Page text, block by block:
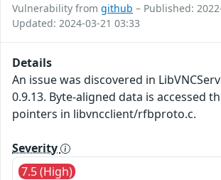
Vulnerability from github – Published:
Updated: 2024-03-21 03:33
Details
An issue was discovered in
0.9.13. Byte-aligned data is accessed
pointers in libvncclient/rfbproto.c.
Severity
7.5 (High)